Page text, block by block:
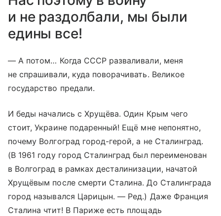
и не раздолбали, мы были
едины все!
— А потом… Когда СССР разваливали, меня
не спрашивали, куда поворачивать. Великое
государство предали.
И беды начались с Хрущёва. Один Крым чего
стоит, Украине подаренный! Ещё мне непонятно,
почему Волгоград город-герой, а не Сталинград.
(В 1961 году город Сталинград был переименован
в Волгоград в рамках десталинизации, начатой
Хрущёвым после смерти Сталина. До Сталинграда
город назывался Царицын. — Ред.) Даже Франция
Сталина чтит! В Париже есть площадь